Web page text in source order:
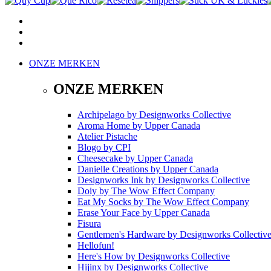
ONZE MERKEN
ONZE MERKEN
Archipelago by Designworks Collective
Aroma Home by Upper Canada
Atelier Pistache
Blogo by CPI
Cheesecake by Upper Canada
Danielle Creations by Upper Canada
Designworks Ink by Designworks Collective
Doiy by The Wow Effect Company
Eat My Socks by The Wow Effect Company
Erase Your Face by Upper Canada
Fisura
Gentlemen's Hardware by Designworks Collective
Hellofun!
Here's How by Designworks Collective
Hijinx by Designworks Collective